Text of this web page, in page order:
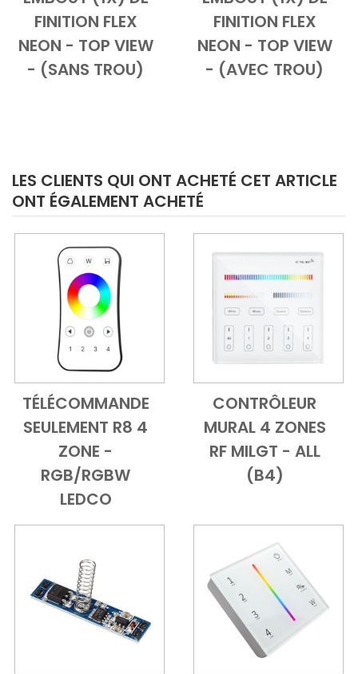
Add to CartVue d'ensemble
FINITION FLEX
NEON - TOP VIEW
- (SANS TROU)
Add to Cart
Vue
FINITION FLEX
NEON - TOP VIEW
- (AVEC TROU)
LES CLIENTS QUI ONT ACHETÉ CET ARTICLE
ONT ÉGALEMENT ACHETÉ
Add to Cart
Vue d'ensemble
TÉLÉCOMMANDE
SEULEMENT R8 4
ZONE -
RGB/RGBW
LEDCO
Add to Cart
Vue
CONTRÔLEUR
MURAL 4 ZONES
RF MILGT - ALL
(B4)